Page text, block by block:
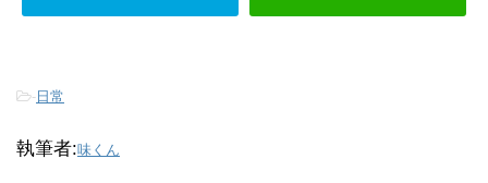
- 日常
執筆者:味くん